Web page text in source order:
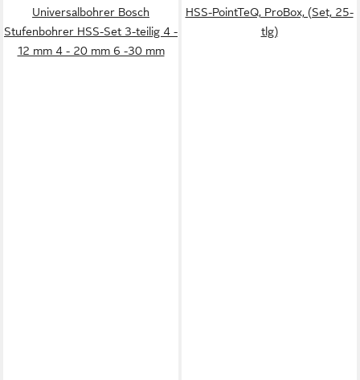
Universalbohrer Bosch
Stufenbohrer HSS-Set 3-teilig 4 -
12 mm 4 - 20 mm 6 -30 mm
HSS-PointTeQ, ProBox, (Set, 25-
tlg)